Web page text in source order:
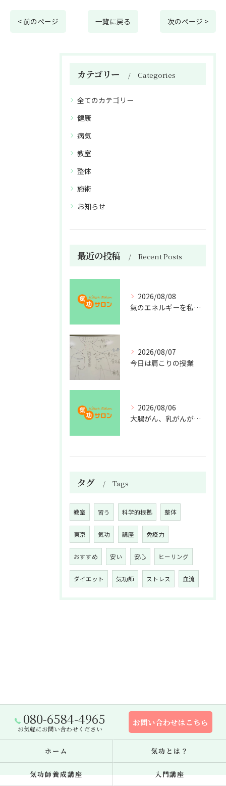
< 前のページ 一覧に戻る 次のページ >
カテゴリー Categories
全てのカテゴリー
健康
病気
教室
整体
施術
お知らせ
最近の投稿 Recent Posts
2026/08/08
氣のエネルギーを私利私欲のために使うな
2026/08/07
今日は肩こりの授業
2026/08/06
大腸がん、乳がんが増えた理由
タグ Tags
教室 習う 科学的根拠 整体
東京 気功 講座 免疫力
おすすめ 安い 安心 ヒーリング
ダイエット 気功師 ストレス 血流
080-6584-4965
お気軽にお問い合わせください
お問い合わせはこちら
ホーム 気功とは？
気功師養成講座 入門講座